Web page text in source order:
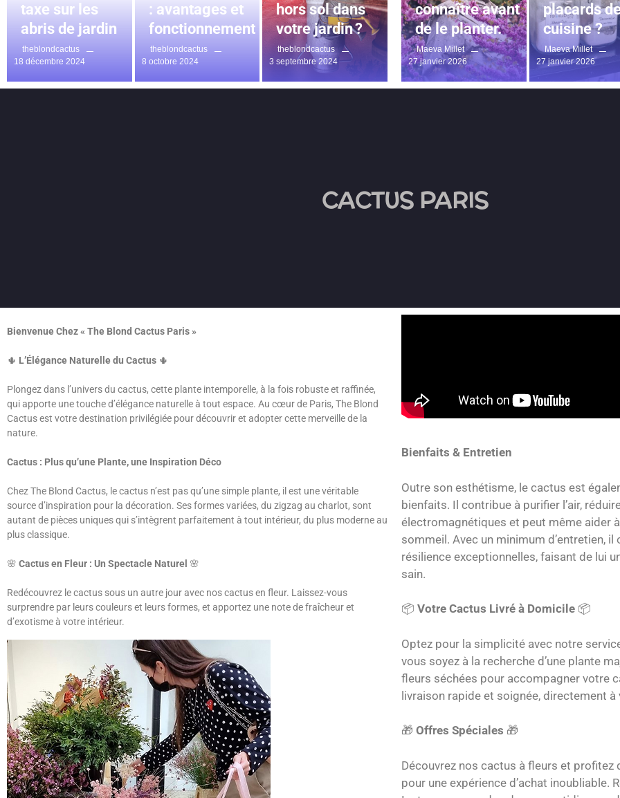
taxe sur les
abris de jardin
theblondcactus
18 décembre 2024
: avantages et
fonctionnement
theblondcactus
8 octobre 2024
hors sol dans
votre jardin ?
theblondcactus
3 septembre 2024
connaître avant
de le planter.
Maeva Millet
27 janvier 2026
placards
cuisine ?
Maeva Millet
27 janvier 2026
CACTUS PARIS
Bienvenue Chez « The Blond Cactus Paris »
🌵 L’Élégance Naturelle du Cactus 🌵
Plongez dans l’univers du cactus, cette plante intemporelle, à la fois robuste et raffinée,
qui apporte une touche d’élégance naturelle à tout espace. Au cœur de Paris, The Blond
Cactus est votre destination privilégiée pour découvrir et adopter cette merveille de la
nature.
Cactus : Plus qu’une Plante, une Inspiration Déco
Chez The Blond Cactus, le cactus n’est pas qu’une simple plante, il est une véritable
source d’inspiration pour la décoration. Ses formes variées, du zigzag au charlot, sont
autant de pièces uniques qui s’intègrent parfaitement à tout intérieur, du plus moderne au
plus classique.
🌸 Cactus en Fleur : Un Spectacle Naturel 🌸
Redécouvrez le cactus sous un autre jour avec nos cactus en fleur. Laissez-vous
surprendre par leurs couleurs et leurs formes, et apportez une note de fraîcheur et
d’exotisme à votre intérieur.
Bienfaits & Entretien
Outre son esthétisme, le cactus est
bienfaits. Il contribue à purifier l’air,
électromagnétiques et peut même aider
sommeil. Avec un minimum d’entretien,
résilience exceptionnelles, faisant de lui
sain.
📦 Votre Cactus Livré à Domicile 📦
Optez pour la simplicité avec notre
vous soyez à la recherche d’une plante
fleurs séchées pour accompagner votre
livraison rapide et soignée, directement à
🎁 Offres Spéciales 🎁
Découvrez nos cactus à fleurs et profitez
pour une expérience d’achat inoubliable.